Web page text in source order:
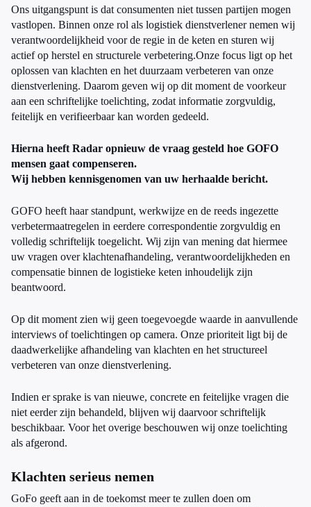
Ons uitgangspunt is dat consumenten niet tussen partijen mogen
vastlopen. Binnen onze rol als logistiek dienstverlener nemen wij
verantwoordelijkheid voor de regie in de keten en sturen wij
actief op herstel en structurele verbetering.Onze focus ligt op het
oplossen van klachten en het duurzaam verbeteren van onze
dienstverlening. Daarom geven wij op dit moment de voorkeur
aan een schriftelijke toelichting, zodat informatie zorgvuldig,
feitelijk en verifieerbaar kan worden gedeeld.
Hierna heeft Radar opnieuw de vraag gesteld hoe GOFO
mensen gaat compenseren.
Wij hebben kennisgenomen van uw herhaalde bericht.
GOFO heeft haar standpunt, werkwijze en de reeds ingezette
verbetermaatregelen in eerdere correspondentie zorgvuldig en
volledig schriftelijk toegelicht. Wij zijn van mening dat hiermee
uw vragen over klachtenafhandeling, verantwoordelijkheden en
compensatie binnen de logistieke keten inhoudelijk zijn
beantwoord.
Op dit moment zien wij geen toegevoegde waarde in aanvullende
interviews of toelichtingen op camera. Onze prioriteit ligt bij de
daadwerkelijke afhandeling van klachten en het structureel
verbeteren van onze dienstverlening.
Indien er sprake is van nieuwe, concrete en feitelijke vragen die
niet eerder zijn behandeld, blijven wij daarvoor schriftelijk
beschikbaar. Voor het overige beschouwen wij onze toelichting
als afgerond.
Klachten serieus nemen
GoFo geeft aan in de toekomst meer te zullen doen om